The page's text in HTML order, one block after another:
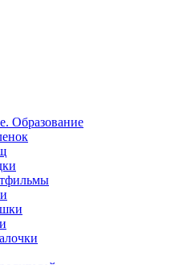
Образование